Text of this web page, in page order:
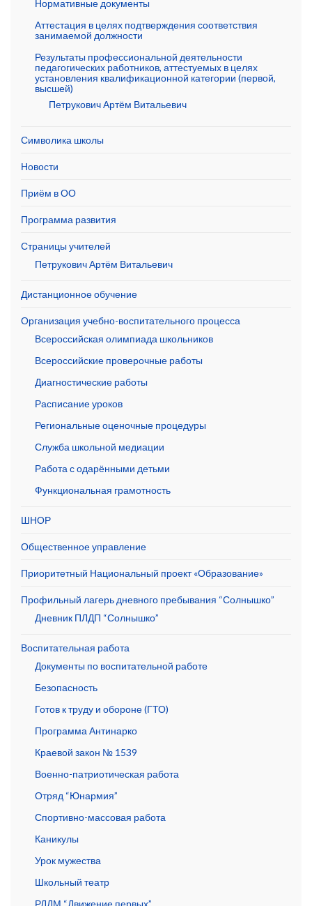
Нормативные документы
Аттестация в целях подтверждения соответствия
занимаемой должности
Результаты профессиональной деятельности
педагогических работников, аттестуемых в целях
установления квалификационной категории (первой,
высшей)
Петрукович Артём Витальевич
Символика школы
Новости
Приём в ОО
Программа развития
Страницы учителей
Петрукович Артём Витальевич
Дистанционное обучение
Организация учебно-воспитательного процесса
Всероссийская олимпиада школьников
Всероссийские проверочные работы
Диагностические работы
Расписание уроков
Региональные оценочные процедуры
Служба школьной медиации
Работа с одарёнными детьми
Функциональная грамотность
ШНОР
Общественное управление
Приоритетный Национальный проект «Образование»
Профильный лагерь дневного пребывания “Солнышко”
Дневник ПЛДП “Солнышко”
Воспитательная работа
Документы по воспитательной работе
Безопасность
Готов к труду и обороне (ГТО)
Программа Антинарко
Краевой закон № 1539
Военно-патриотическая работа
Отряд “Юнармия”
Спортивно-массовая работа
Каникулы
Урок мужества
Школьный театр
РДДМ “Движение первых”